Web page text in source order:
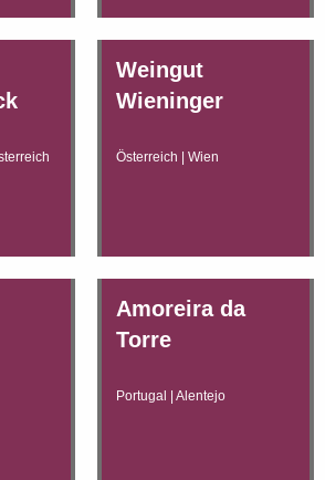
Weingut
Wieninger
Österreich | Wien
Amoreira da
Torre
Portugal | Alentejo